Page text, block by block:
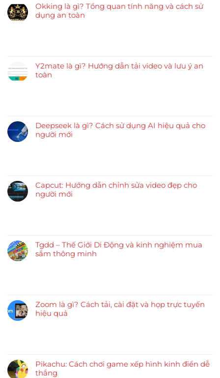
Okking là gì? Tổng quan tính năng và cách sử
dụng an toàn
Y2mate là gì? Hướng dẫn tải video và lưu ý an
toàn
Deepseek là gì? Cách sử dụng AI hiệu quả cho
người mới
Capcut: Hướng dẫn chỉnh sửa video đẹp cho
người mới
Tgdd – Thế Giới Di Động và kinh nghiệm mua
sắm thông minh
Zoom là gì? Cách tải, cài đặt và họp trực tuyến
hiệu quả
Pikachu: Cách chơi game xếp hình kinh điển dễ
thắng